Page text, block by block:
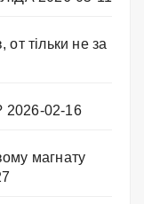
тільки не за
2026-02-16
магнату